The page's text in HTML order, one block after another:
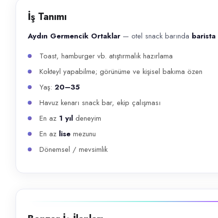
Başvuru kanalları
WhatsApp, Telefon
İlan açıklaması
Aydın Germencik Ortaklar — otel snack barında barista / servis ekibi
İş Tanımı
Aydın Germencik Ortaklar— otel snack barında barista
Toast, hamburger vb. atıştırmalık hazırlama
Kokteyl yapabilme; görünüme ve kişisel bakıma özen
Yaş: 20–35
Havuz kenarı snack bar, ekip çalışması
En az 1 yıl deneyim
En az lise mezunu
Dönemsel / mevsimlik